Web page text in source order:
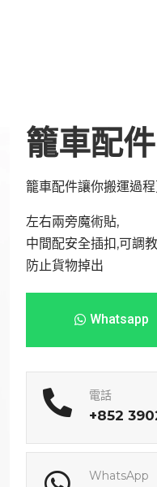
籠車配
籠車配件讓你搬運過
左右兩旁魔術貼,
中間配安全插扣,可調
防止貨物掉出
Whatsapp
電話
+852
WhatsApp